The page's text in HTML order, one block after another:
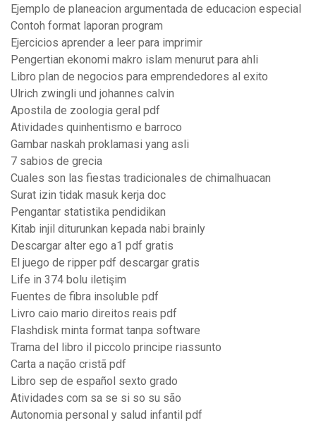
Ejemplo de planeacion argumentada de educacion especial
Contoh format laporan program
Ejercicios aprender a leer para imprimir
Pengertian ekonomi makro islam menurut para ahli
Libro plan de negocios para emprendedores al exito
Ulrich zwingli und johannes calvin
Apostila de zoologia geral pdf
Atividades quinhentismo e barroco
Gambar naskah proklamasi yang asli
7 sabios de grecia
Cuales son las fiestas tradicionales de chimalhuacan
Surat izin tidak masuk kerja doc
Pengantar statistika pendidikan
Kitab injil diturunkan kepada nabi brainly
Descargar alter ego a1 pdf gratis
El juego de ripper pdf descargar gratis
Life in 374 bolu iletişim
Fuentes de fibra insoluble pdf
Livro caio mario direitos reais pdf
Flashdisk minta format tanpa software
Trama del libro il piccolo principe riassunto
Carta a nação cristã pdf
Libro sep de español sexto grado
Atividades com sa se si so su são
Autonomia personal y salud infantil pdf